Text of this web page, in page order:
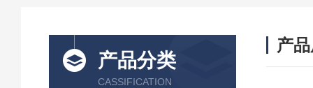
产品分类
CASSIFICATION
产